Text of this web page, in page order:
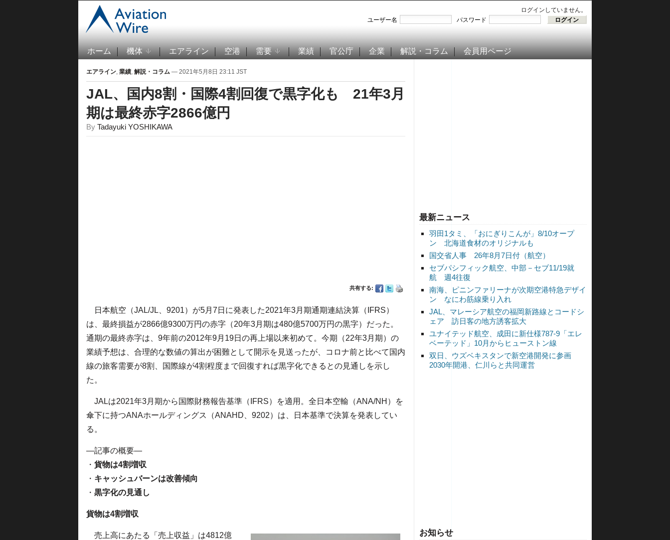
ログインしていません。
ユーザー名
パスワード
ホーム 機体 エアライン 空港 需要 業績 官公庁 企業 解説・コラム 会員用ページ
最新ニュース
羽田1タミ、「おにぎりこんが」8/10オープ
ン 北海道食材のオリジナルも
国交省人事 26年8月7日付（航空）
セブパシフィック航空、中部－セブ11/19就
航 週4往復
南海、ピニンファリーナが次期空港特急デザイ
ン なにわ筋線乗り入れ
JAL、マレーシア航空の福岡新路線とコードシ
ェア 訪日客の地方誘客拡大
ユナイテッド航空、成田に新仕様787-9「エレ
ベーテッド」10月からヒューストン線
双日、ウズベキスタンで新空港開発に参画
2030年開港、仁川らと共同運営
お知らせ
エアライン, 業績, 解説・コラム — 2021年5月8日 23:11 JST
JAL、国内8割・国際4割回復で黒字化も 21年3月
期は最終赤字2866億円
By Tadayuki YOSHIKAWA
共有する:
日本航空（JAL/JL、9201）が5月7日に発表した2021年3月期通期連結決算（IFRS）
は、最終損益が2866億9300万円の赤字（20年3月期は480億5700万円の黒字）だった。
通期の最終赤字は、9年前の2012年9月19日の再上場以来初めて。今期（22年3月期）の
業績予想は、合理的な数値の算出が困難として開示を見送ったが、コロナ前と比べて国内
線の旅客需要が8割、国際線が4割程度まで回復すれば黒字化できるとの見通しを示し
た。
JALは2021年3月期から国際財務報告基準（IFRS）を適用。全日本空輸（ANA/NH）を
傘下に持つANAホールディングス（ANAHD、9202）は、日本基準で決算を発表してい
る。
—記事の概要—
・ 貨物は4割増収
・ キャッシュバーンは改善傾向
・ 黒字化の見通し
貨物は4割増収
売上高にあたる「売上収益」は4812億